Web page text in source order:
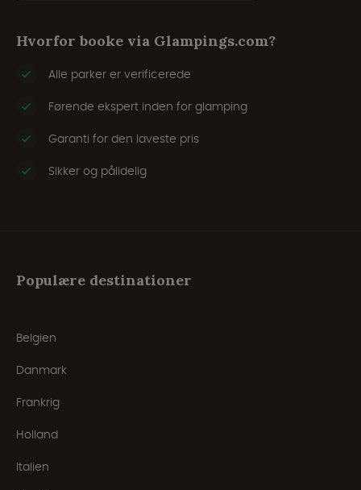
Hvorfor booke via Glampings.com?
Alle parker er verificerede
Førende ekspert inden for glamping
Garanti for den laveste pris
Sikker og pålidelig
Populære destinationer
Belgien
Danmark
Frankrig
Holland
Italien